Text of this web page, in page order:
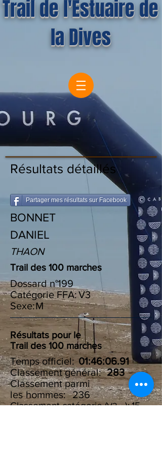
Trail de l'Estuaire de
la Dives
Résultats détaillés
Partager mes résultats sur Facebook
BONNET
DANIEL
THAON
Trail des 100 marches
Dossard n°199
Catégorie FFA:V3
Sexe:M
Résultats pour le
Trail des 100 marches
Temps officiel: 01:46:06.91
Classement général: 283
Classement parmi
les : 236
hommes
Classement catégorie ( ):15
V3